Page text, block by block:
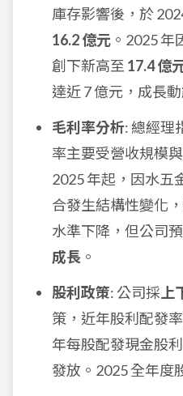
庫存影響後，於
16.2 億元 。2025
創下新高至 17.4 億
達近 7 億元，成長
毛利率分析: 總經理
率主要受營收規模
2025 年起，因水五
合發生結構性變化
水準下降，但公司
成長 。
股利政策: 公司採上
策，近年股利配發
年每股配發現金股利
發放。2025 全年度